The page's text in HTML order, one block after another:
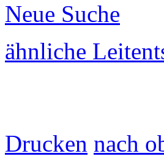
Neue Suche
ähnliche
Drucken nach